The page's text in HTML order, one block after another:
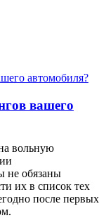
вашего
вольную
не обязаны
их в список тех
после первых